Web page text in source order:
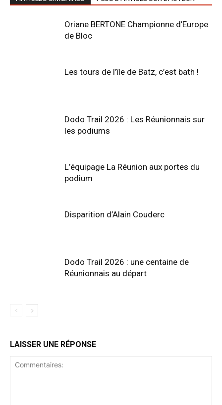
Oriane BERTONE Championne d’Europe
de Bloc
Les tours de l’île de Batz, c’est bath !
Dodo Trail 2026 : Les Réunionnais sur
les podiums
L’équipage La Réunion aux portes du
podium
Disparition d’Alain Couderc
Dodo Trail 2026 : une centaine de
Réunionnais au départ
LAISSER UNE RÉPONSE